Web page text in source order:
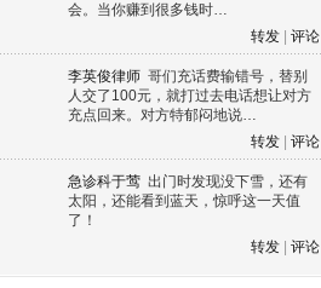
会。当你赚到很多钱时…
转发
评论
李英俊律师 哥们充话费输错号，替别
人交了100元，就打过去电话想让对方
充点回来。对方特郁闷地说…
转发
评论
急诊科于莺 出门时发现没下雪，还有
太阳，还能看到蓝天，惊呼这一天值
了！
转发
评论